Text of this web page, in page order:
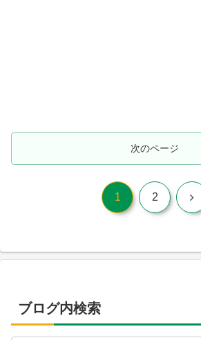
次のページ
1 2 次
ブログ内検索